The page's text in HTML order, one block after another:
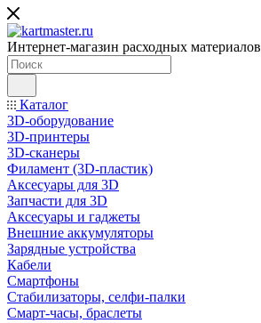
Интернет-магазин расходных материалов
Каталог
3D-оборудование
3D-принтеры
3D-сканеры
Филамент (3D-пластик)
Аксесуары для 3D
Запчасти для 3D
Аксесуары и гаджеты
Внешние аккумуляторы
Зарядные устройства
Кабели
Смартфоны
Стабилизаторы, селфи-палки
Смарт-часы, браслеты